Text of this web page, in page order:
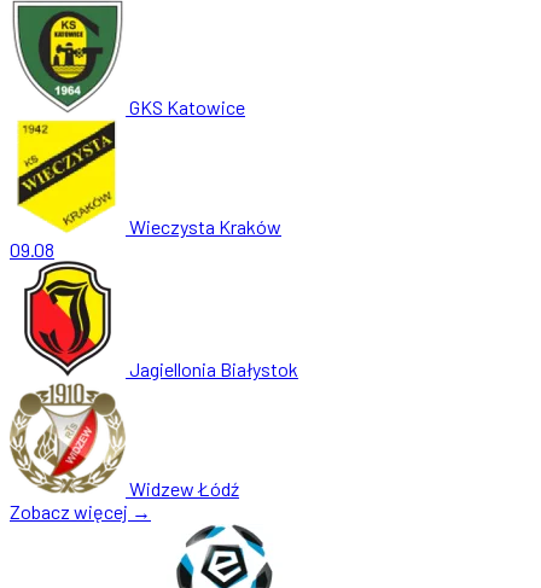
GKS Katowice
Wieczysta Kraków
09.08
Jagiellonia Białystok
Widzew Łódź
Zobacz więcej →